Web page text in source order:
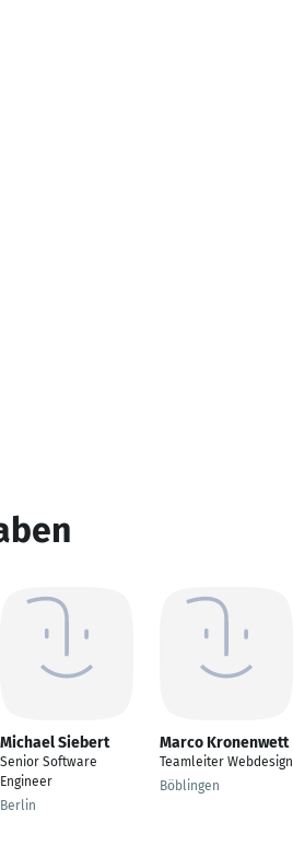
Michael Siebert
Senior Software
Engineer
Berlin
Marco Kronenwett
Teamleiter Webdesign
Böblingen